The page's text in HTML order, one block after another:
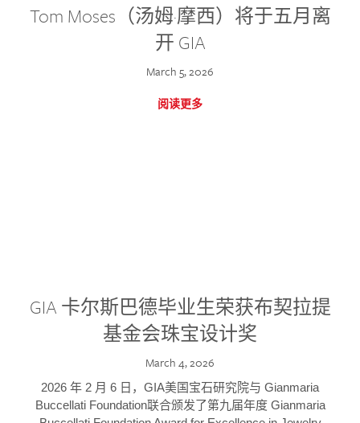
Tom Moses（汤姆·摩西）将于五月离
开 GIA
March 5, 2026
阅读更多
GIA 卡尔斯巴德毕业生荣获布契拉提
基金会珠宝设计奖
March 4, 2026
2026 年 2 月 6 日，GIA美国宝石研究院与 Gianmaria
Buccellati Foundation联合颁发了第九届年度 Gianmaria